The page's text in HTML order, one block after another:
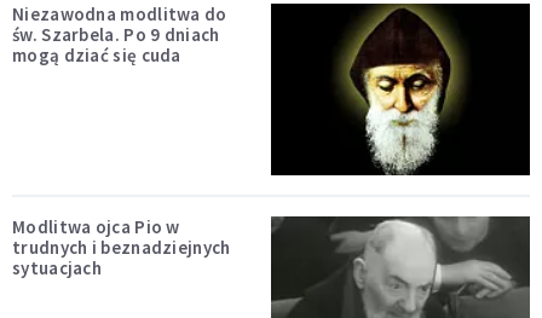
Niezawodna modlitwa do
św. Szarbela. Po 9 dniach
mogą dziać się cuda
Modlitwa ojca Pio w
trudnych i beznadziejnych
sytuacjach